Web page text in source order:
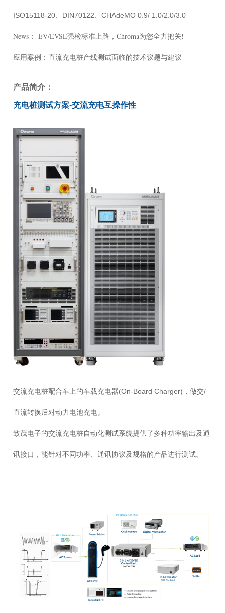
ISO15118-20、DIN70122、CHAdeMO 0.9/ 1.0/2.0/3.0
News： EV/EVSE强检标准上路，Chroma为您全力把关!
应用案例：直流充电桩产线测试面临的技术议题与建议
产品简介：
充电桩测试方案-交流充电互操作性
交流充电桩配合车上的车载充电器(On-Board Charger)，做交/
直流转换后对动力电池充电。
致茂电子的交流充电桩自动化测试系统提供了多种功率输出及通
讯接口，能针对不同功率、通讯协议及规格的产品进行测试。